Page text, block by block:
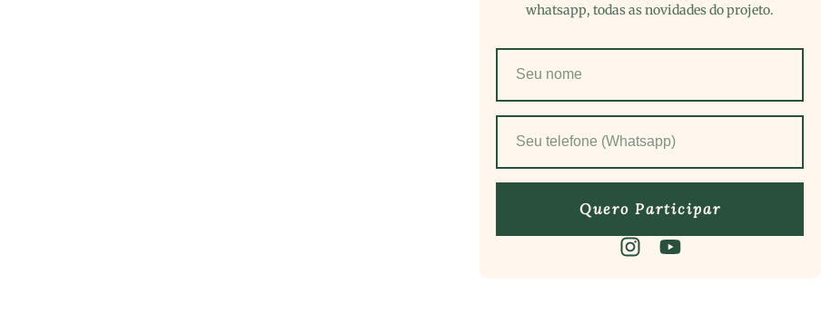
whatsapp, todas as novidades do projeto.
Quero Participar